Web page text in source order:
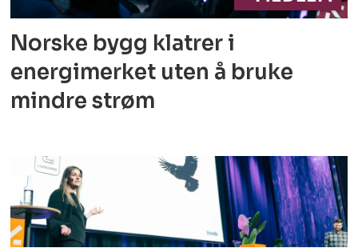
Norske bygg klatrer i
energimerket uten å bruke
mindre strøm